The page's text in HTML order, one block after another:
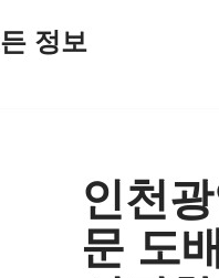
정보
인천
문 도